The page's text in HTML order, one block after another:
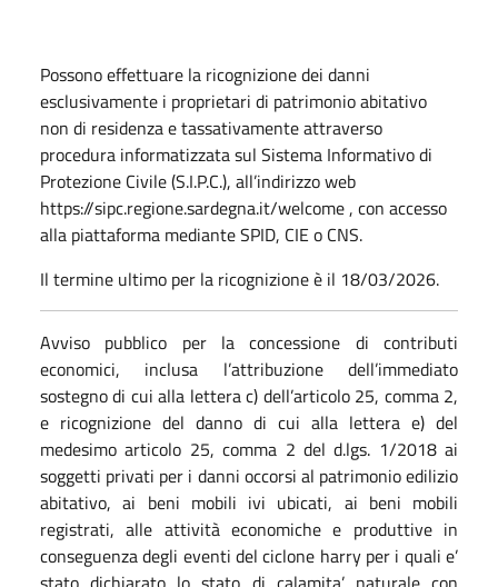
Possono effettuare la ricognizione dei danni
esclusivamente i proprietari di patrimonio abitativo
non di residenza e tassativamente attraverso
procedura informatizzata sul Sistema Informativo di
Protezione Civile (S.I.P.C.), all’indirizzo web
https://sipc.regione.sardegna.it/welcome , con accesso
alla piattaforma mediante SPID, CIE o CNS.
Il termine ultimo per la ricognizione è il 18/03/2026.
Avviso pubblico per la concessione di contributi
economici, inclusa l’attribuzione dell’immediato
sostegno di cui alla lettera c) dell’articolo 25, comma 2,
e ricognizione del danno di cui alla lettera e) del
medesimo articolo 25, comma 2 del d.lgs. 1/2018 ai
soggetti privati per i danni occorsi al patrimonio edilizio
abitativo, ai beni mobili ivi ubicati, ai beni mobili
registrati, alle attività economiche e produttive in
conseguenza degli eventi del ciclone harry per i quali e’